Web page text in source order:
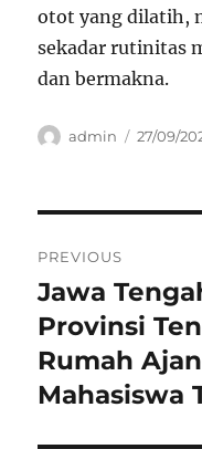
otot yang dilatih,
sekadar rutinitas
dan bermakna.
Author
admin
Posted
27/09/
pos
PREVIOUS
Previous
post:
Jawa
Provinsi
Rumah
Mahasiswa